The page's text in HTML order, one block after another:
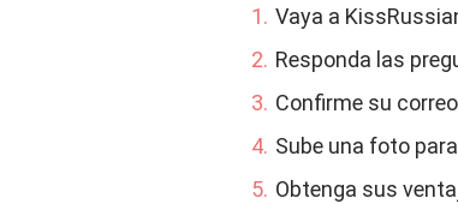
Vaya a
Responda las
Confirme su
Sube una foto
Obtenga sus